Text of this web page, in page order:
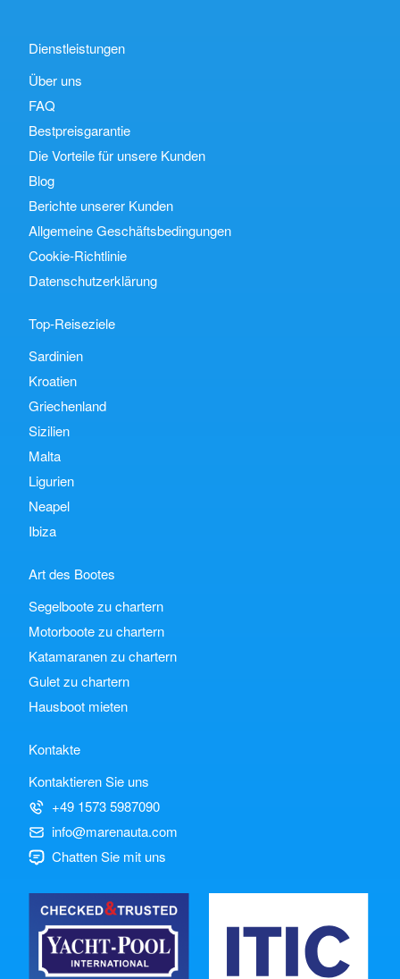
Dienstleistungen
Über uns
FAQ
Bestpreisgarantie
Die Vorteile für unsere Kunden
Blog
Berichte unserer Kunden
Allgemeine Geschäftsbedingungen
Cookie-Richtlinie
Datenschutzerklärung
Top-Reiseziele
Sardinien
Kroatien
Griechenland
Sizilien
Malta
Ligurien
Neapel
Ibiza
Art des Bootes
Segelboote zu chartern
Motorboote zu chartern
Katamaranen zu chartern
Gulet zu chartern
Hausboot mieten
Kontakte
Kontaktieren Sie uns
+49 1573 5987090
info@marenauta.com
Chatten Sie mit uns